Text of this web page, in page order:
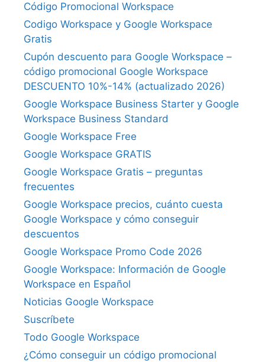
Código Promocional Workspace
Codigo Workspace y Google Workspace
Gratis
Cupón descuento para Google Workspace –
código promocional Google Workspace
DESCUENTO 10%-14% (actualizado 2026)
Google Workspace Business Starter y Google
Workspace Business Standard
Google Workspace Free
Google Workspace GRATIS
Google Workspace Gratis – preguntas
frecuentes
Google Workspace precios, cuánto cuesta
Google Workspace y cómo conseguir
descuentos
Google Workspace Promo Code 2026
Google Workspace: Información de Google
Workspace en Español
Noticias Google Workspace
Suscríbete
Todo Google Workspace
¿Cómo conseguir un código promocional